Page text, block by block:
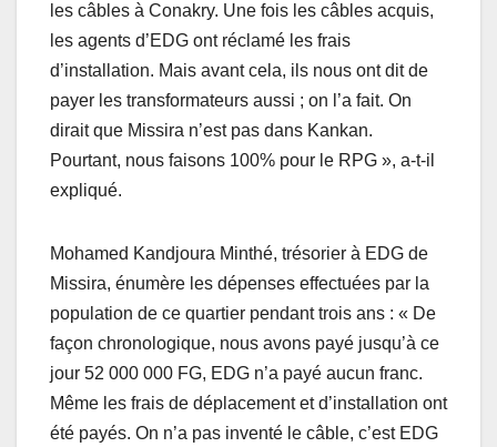
les câbles à Conakry. Une fois les câbles acquis,
les agents d’EDG ont réclamé les frais
d’installation. Mais avant cela, ils nous ont dit de
payer les transformateurs aussi ; on l’a fait. On
dirait que Missira n’est pas dans Kankan.
Pourtant, nous faisons 100% pour le RPG », a-t-il
expliqué.
Mohamed Kandjoura Minthé, trésorier à EDG de
Missira, énumère les dépenses effectuées par la
population de ce quartier pendant trois ans : « De
façon chronologique, nous avons payé jusqu’à ce
jour 52 000 000 FG, EDG n’a payé aucun franc.
Même les frais de déplacement et d’installation ont
été payés. On n’a pas inventé le câble, c’est EDG